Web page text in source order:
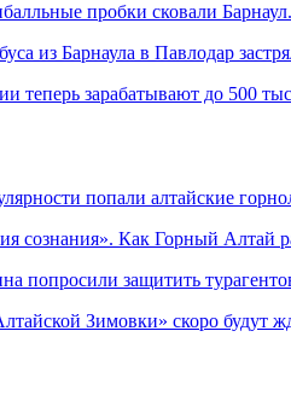
пробки сковали
из Барнаула в Павлодар
теперь зарабатывают до 500
попали алтайские
сознания». Как Горный Алтай
попросили защитить
Зимовки» скоро будут